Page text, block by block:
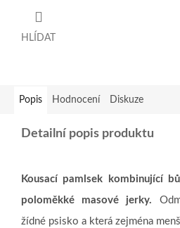
HLÍDAT
Popis Hodnocení Diskuze
Detailní popis produktu
Kousací pamlsek kombinující
poloměkké masové jerky.
žídné psisko a která zejména